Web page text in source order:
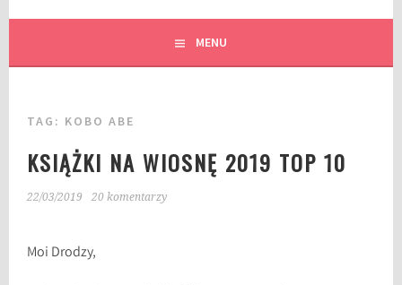
MENU
TAG: KOBO ABE
KSIĄŻKI NA WIOSNĘ 2019 TOP 10
22/03/2019 20 komentarzy
Moi Drodzy,